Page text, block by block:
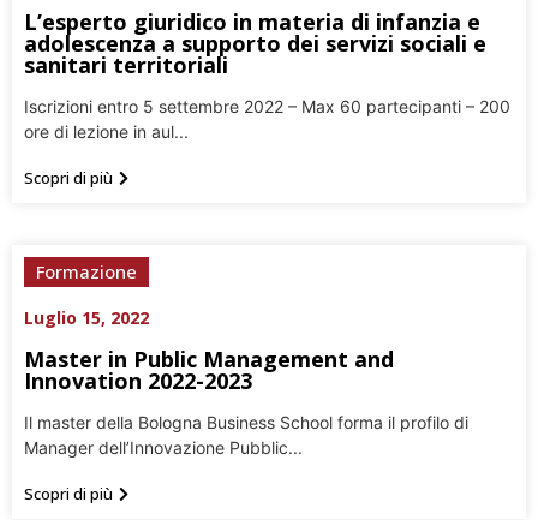
L’esperto giuridico in materia di infanzia e
adolescenza a supporto dei servizi sociali e
sanitari territoriali
Iscrizioni entro 5 settembre 2022 – Max 60 partecipanti – 200
ore di lezione in aul...
Scopri di più
Formazione
Luglio 15, 2022
Master in Public Management and
Innovation 2022-2023
Il master della Bologna Business School forma il profilo di
Manager dell’Innovazione Pubblic...
Scopri di più